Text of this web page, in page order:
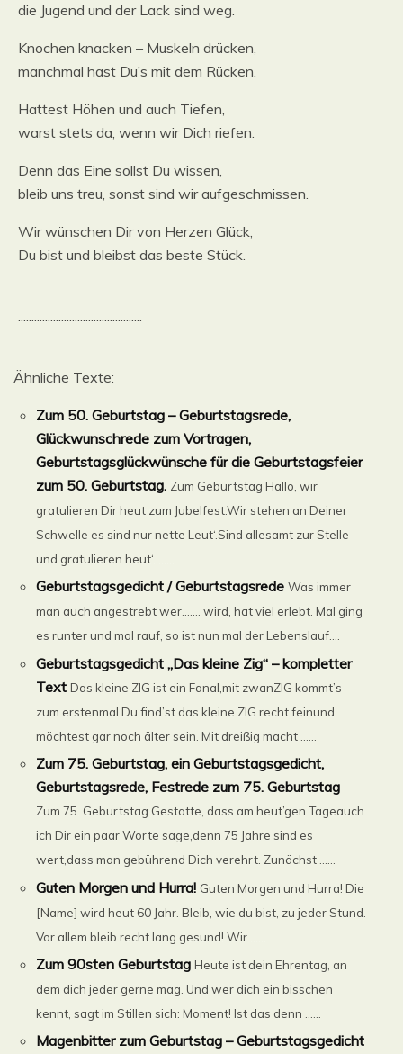
die Jugend und der Lack sind weg.
Knochen knacken – Muskeln drücken,
manchmal hast Du’s mit dem Rücken.
Hattest Höhen und auch Tiefen,
warst stets da, wenn wir Dich riefen.
Denn das Eine sollst Du wissen,
bleib uns treu, sonst sind wir aufgeschmissen.
Wir wünschen Dir von Herzen Glück,
Du bist und bleibst das beste Stück.
..............................................
Ähnliche Texte:
Zum 50. Geburtstag – Geburtstagsrede,
Glückwunschrede zum Vortragen,
Geburtstagsglückwünsche für die Geburtstagsfeier
zum 50. Geburtstag. Zum Geburtstag Hallo, wir
gratulieren Dir heut zum Jubelfest.Wir stehen an Deiner
Schwelle es sind nur nette Leut‘.Sind allesamt zur Stelle
und gratulieren heut‘. ......
Geburtstagsgedicht / Geburtstagsrede Was immer
man auch angestrebt wer……. wird, hat viel erlebt. Mal ging
es runter und mal rauf, so ist nun mal der Lebenslauf....
Geburtstagsgedicht „Das kleine Zig“ – kompletter
Text Das kleine ZIG ist ein Fanal,mit zwanZIG kommt’s
zum erstenmal.Du find’st das kleine ZIG recht feinund
möchtest gar noch älter sein. Mit dreißig macht ......
Zum 75. Geburtstag, ein Geburtstagsgedicht,
Geburtstagsrede, Festrede zum 75. Geburtstag
Zum 75. Geburtstag Gestatte, dass am heut’gen Tageauch
ich Dir ein paar Worte sage,denn 75 Jahre sind es
wert,dass man gebührend Dich verehrt. Zunächst ......
Guten Morgen und Hurra! Guten Morgen und Hurra! Die
[Name] wird heut 60 Jahr. Bleib, wie du bist, zu jeder Stund.
Vor allem bleib recht lang gesund! Wir ......
Zum 90sten Geburtstag Heute ist dein Ehrentag, an
dem dich jeder gerne mag. Und wer dich ein bisschen
kennt, sagt im Stillen sich: Moment! Ist das denn ......
Magenbitter zum Geburtstag – Geburtstagsgedicht